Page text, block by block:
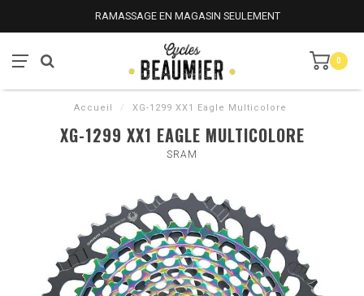
RAMASSAGE EN MAGASIN SEULEMENT
0
Accueil / XG-1299 XX1 Eagle Multicolore
XG-1299 XX1 EAGLE MULTICOLORE
SRAM